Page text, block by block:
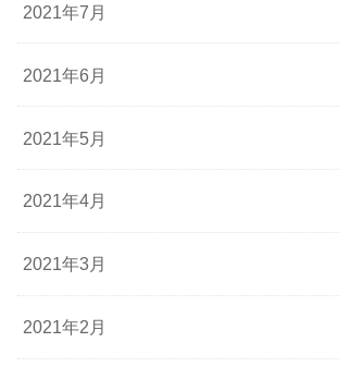
2021年7月
2021年6月
2021年5月
2021年4月
2021年3月
2021年2月